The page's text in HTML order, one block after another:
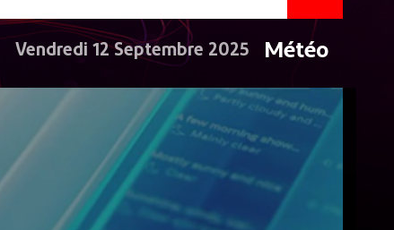
Vendredi 12 Septembre 2025 Météo